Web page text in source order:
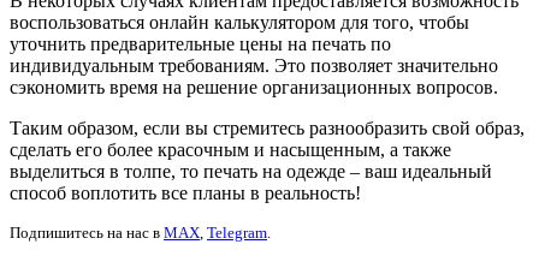
воспользоваться онлайн калькулятором для того, чтобы
уточнить предварительные цены на печать по
индивидуальным требованиям. Это позволяет значительно
сэкономить время на решение организационных вопросов.
Таким образом, если вы стремитесь разнообразить свой образ,
сделать его более красочным и насыщенным, а также
выделиться в толпе, то печать на одежде – ваш идеальный
способ воплотить все планы в реальность!
Подпишитесь на нас в MAX, Telegram.